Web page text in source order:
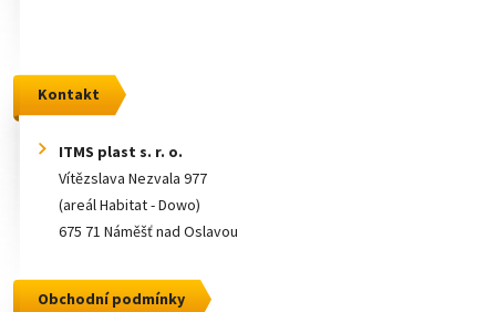
Kontakt
ITMS plast s. r. o.
Vítězslava Nezvala 977
(areál Habitat - Dowo)
675 71 Náměšť nad Oslavou
Obchodní podmínky